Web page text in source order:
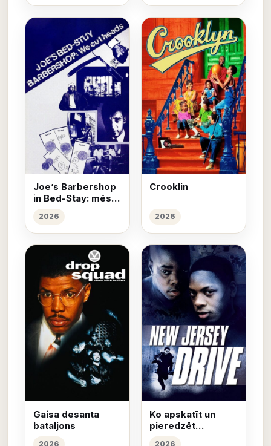
Joe’s Barbershop
in Bed-Stay: mēs
2026
Crooklin
2026
Gaisa desanta
bataljons
2026
Ko apskatīt un
pieredzēt
2026